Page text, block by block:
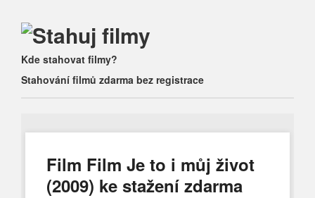
Main menu
Skip to content
Kde stahovat filmy?
Stahování filmů zdarma bez registrace
Film Film Je to i můj život
(2009) ke stažení zdarma